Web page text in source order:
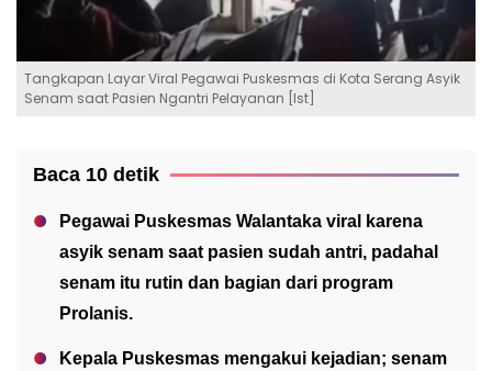
Tangkapan Layar Viral Pegawai Puskesmas di Kota Serang Asyik
Senam saat Pasien Ngantri Pelayanan [Ist]
Baca 10 detik
Pegawai Puskesmas Walantaka viral karena
asyik senam saat pasien sudah antri, padahal
senam itu rutin dan bagian dari program
Prolanis.
Kepala Puskesmas mengakui kejadian; senam